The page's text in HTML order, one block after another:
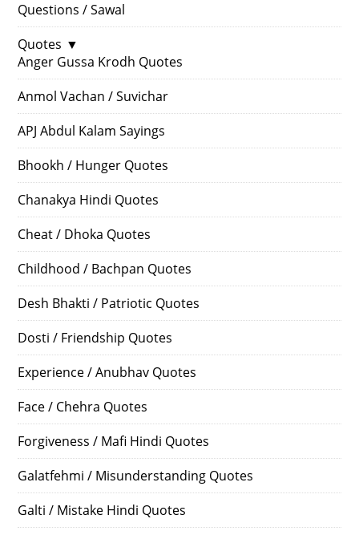
Questions / Sawal
Quotes ▼
Anger Gussa Krodh Quotes
Anmol Vachan / Suvichar
APJ Abdul Kalam Sayings
Bhookh / Hunger Quotes
Chanakya Hindi Quotes
Cheat / Dhoka Quotes
Childhood / Bachpan Quotes
Desh Bhakti / Patriotic Quotes
Dosti / Friendship Quotes
Experience / Anubhav Quotes
Face / Chehra Quotes
Forgiveness / Mafi Hindi Quotes
Galatfehmi / Misunderstanding Quotes
Galti / Mistake Hindi Quotes